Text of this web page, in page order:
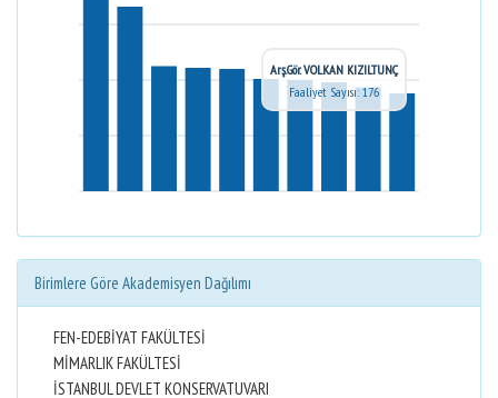
Arş.Gör. VOLKAN KIZILTUNÇ
Faaliyet Sayısı: 176
Birimlere Göre Akademisyen Dağılımı
FEN-EDEBİYAT FAKÜLTESİ
MİMARLIK FAKÜLTESİ
İSTANBUL DEVLET KONSERVATUVARI